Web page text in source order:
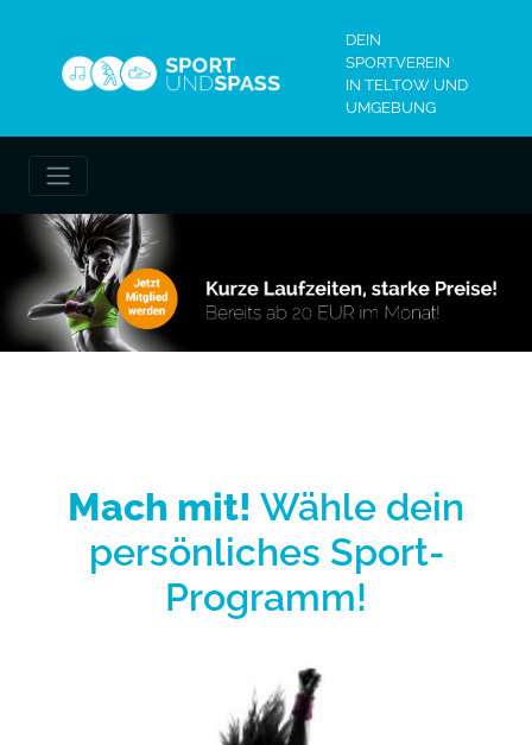
DEIN
SPORTVEREIN
IN TELTOW UND
UMGEBUNG
Mach mit! Wähle dein
persönliches Sport-
Programm!